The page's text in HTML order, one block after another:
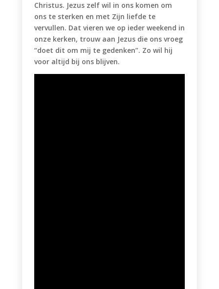
Christus. Jezus zelf wil in ons komen om
ons te sterken en met Zijn liefde te
vervullen. Dat vieren we op ieder weekend in
onze kerken, trouw aan Jezus die ons vroeg
“doet dit om mij te gedenken”. Zo wil hij
voor altijd bij ons blijven.